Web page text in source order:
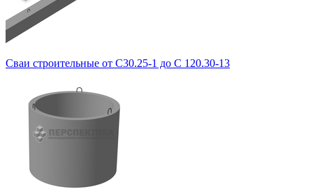
Сваи строительные от С30.25-1 до С 120.30-13